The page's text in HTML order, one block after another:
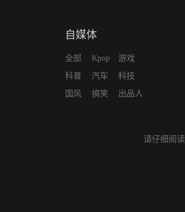
自媒体
全部
科普
国风
Kpop
汽车
搞笑
游戏
科技
出品人
请仔细阅读